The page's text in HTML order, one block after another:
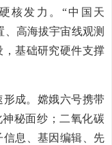
核发力。“中国天
、高海拔宇宙线观测
基础研究硬件支撑
成。嫦娥六号携带
神秘面纱；二氧化碳
信息、基因编辑、先